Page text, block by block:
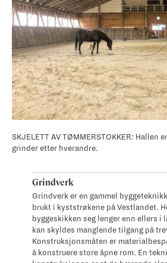
SKJELETT AV TØMMERSTOKKER: Hallen
grinder etter hverandre.
Grindverk
Grindverk er en gammel
brukt i kyststrøkene på Vestlandet.
byggeskikken seg lenger enn ellers i
kan skyldes manglende tilgang på
Konstruksjonsmåten er
å konstruere store åpne rom. En